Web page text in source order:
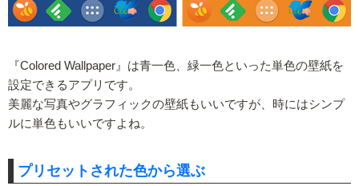
『Colored Wallpaper』は青一色、緑一色といった単色の壁紙を
設定できるアプリです。
美麗な写真やグラフィックの壁紙もいいですが、時にはシンプ
ルに単色もいいですよね。
プリセットされた色から選ぶ